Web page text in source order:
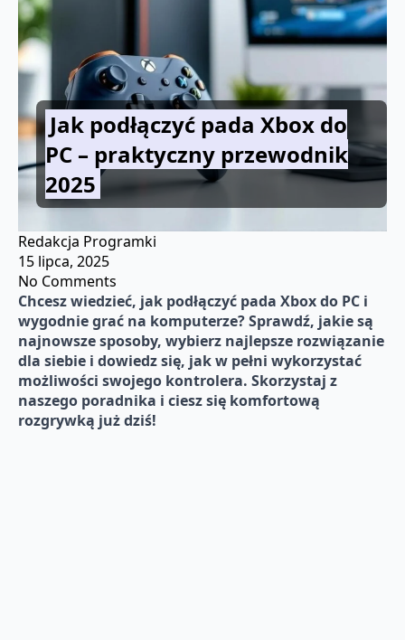
Jak podłączyć pada Xbox do
PC – praktyczny przewodnik
2025
Redakcja Programki
15 lipca, 2025
No Comments
Chcesz wiedzieć, jak podłączyć pada Xbox do PC i
wygodnie grać na komputerze? Sprawdź, jakie są
najnowsze sposoby, wybierz najlepsze rozwiązanie
dla siebie i dowiedz się, jak w pełni wykorzystać
możliwości swojego kontrolera. Skorzystaj z
naszego poradnika i ciesz się komfortową
rozgrywką już dziś!